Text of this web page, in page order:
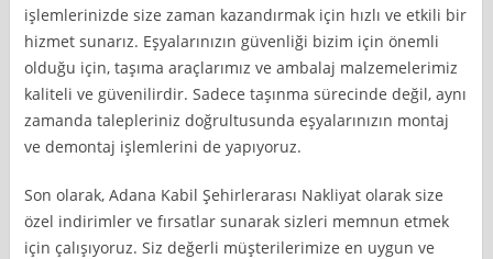
işlemlerinizde size zaman kazandırmak için hızlı ve etkili bir
hizmet sunarız. Eşyalarınızın güvenliği bizim için önemli
olduğu için, taşıma araçlarımız ve ambalaj malzemelerimiz
kaliteli ve güvenilirdir. Sadece taşınma sürecinde değil, aynı
zamanda talepleriniz doğrultusunda eşyalarınızın montaj
ve demontaj işlemlerini de yapıyoruz.
Son olarak, Adana Kabil Şehirlerarası Nakliyat olarak size
özel indirimler ve fırsatlar sunarak sizleri memnun etmek
için çalışıyoruz. Siz değerli müşterilerimize en uygun ve